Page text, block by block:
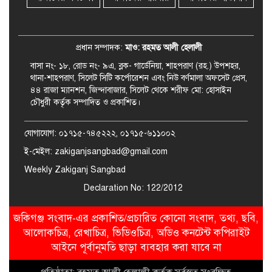
আসনের এমপি মুফতি আবুল হাসান
প্রধান সম্পাদক:মাও: রহমত আলী হেলালী
বাসা নং- ১৮, রোড নং- ৯এ, ব্লক- গার্ডেনিয়া, শাহপরাণ (রহ.) উপশহর,
থানা-শাহপরাণ, সিলেট সিটি কর্পোরেশন এবং নিউ বর্ণমালা অফসেট প্রেস,
৪৪ রাজা ম্যানশন, জিন্দাবাজার, সিলেট থেকে শরীফ মো: হোসাইন
চৌধুরী কর্তৃক সম্পাদিত ও প্রকাশিত।
যোগাযোগ: ০১৭১৫-৭৪৫২২২, ০১৭১৫-৬১১০০২
ই-মেইল: zakiganjsangbad@gmail.com
Weekly Zakiganj Sangbad
Declaration No: 122/2012
জকিগঞ্জ সংবাদ-এর প্রকাশিত/প্রচারিত কোনো সংবাদ, তথ্য, ছবি,
আলোকচিত্র, রেখাচিত্র, ভিডিওচিত্র, অডিও কনটেন্ট কপিরাইট
আইনে পূর্বানুমতি ছাড়া ব্যবহার করা যাবে না